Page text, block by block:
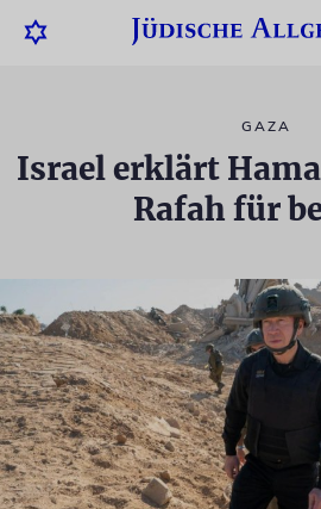
GAZA
Israel erklärt
Rafah für